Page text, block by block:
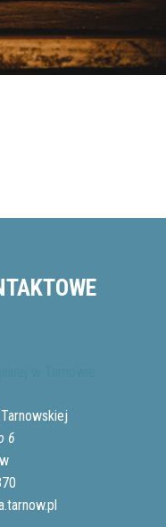
6